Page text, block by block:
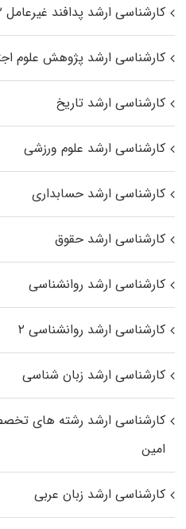
کارشناسی ارشد پدافند غیرعامل ۲
کارشناسی ارشد پژوهش علوم
کارشناسی ارشد تاریخ
کارشناسی ارشد علوم ورزشی
کارشناسی ارشد حسابداری
کارشناسی ارشد حقوق
کارشناسی ارشد روانشناسی
کارشناسی ارشد روانشناسی ۲
کارشناسی ارشد زبان شناسی
کارشناسی ارشد رﺷﺘﻪ ﻫﺎی
اﻣﻴﻦ
کارشناسی ارشد زبان عربی